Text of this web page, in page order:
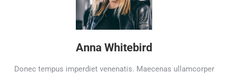
Anna Whitebird
Donec tempus imperdiet venenatis. Maecenas ullamcorper